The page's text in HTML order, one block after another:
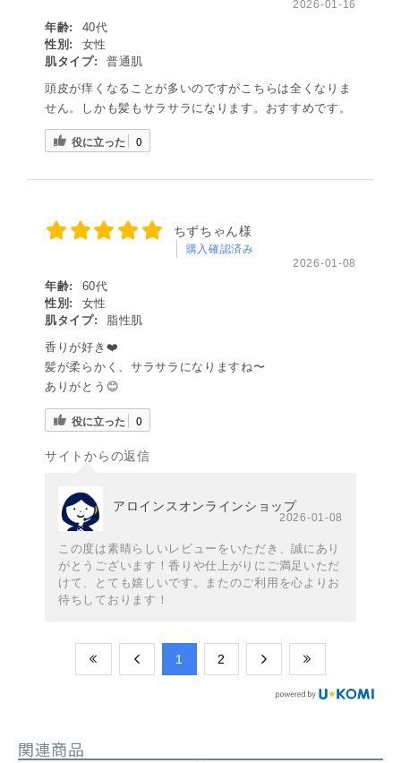
2026-01-16
年齢:
40代
性別:
女性
肌タイプ:
普通肌
頭皮が痒くなることが多いのですがこちらは全くなりま
せん。しかも髪もサラサラになります。おすすめです。
役に立った 0
ちずちゃん様
購入確認済み
2026-01-08
年齢:
60代
性別:
女性
肌タイプ:
脂性肌
香りが好き❤️
髪が柔らかく、サラサラになりますね〜
ありがとう😊
役に立った 0
サイトからの返信
アロインスオンラインショップ
2026-01-08
この度は素晴らしいレビューをいただき、誠にあり
がとうございます！香りや仕上がりにご満足いただ
けて、とても嬉しいです。またのご利用を心よりお
待ちしております！
​1 ​2
関連商品